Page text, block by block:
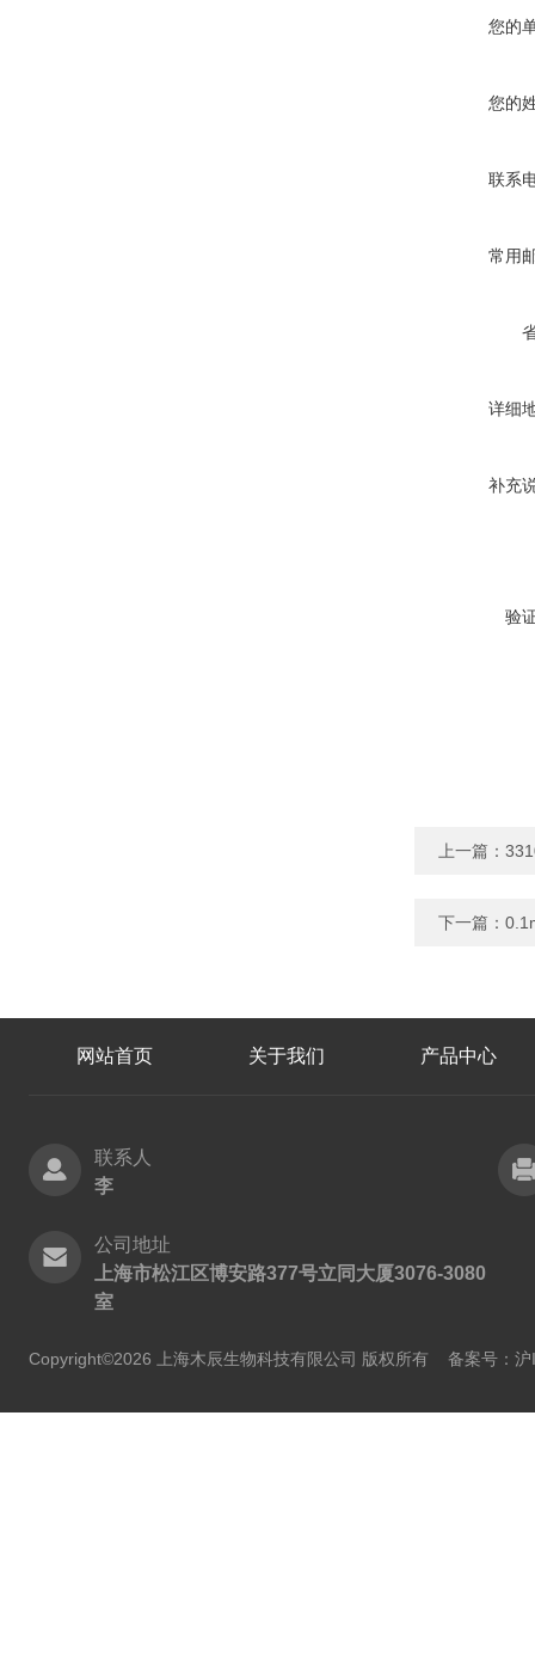
您的
您的
联系
常用
详细
补充
验
上一篇：
下一篇：
网站首页 关于我们 产品中心
联系人
李
公司地址
上海市松江区博安路377号立同大厦3076-3080
室
Copyright©2026 上海木辰生物科技有限公司 版权所有 备案号：